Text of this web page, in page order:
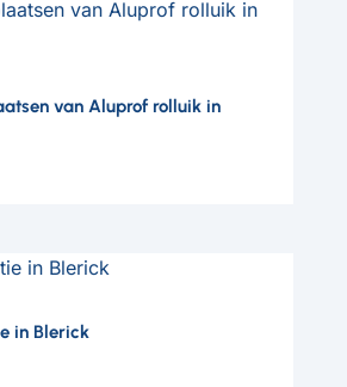
van Aluprof rolluik in
in Blerick